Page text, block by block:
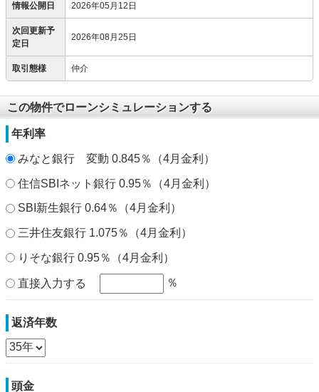
情報公開日 2026年05月12日
次回更新予
定日
2026年08月25日
取引態様 仲介
この物件でローンシミュレーションする
年利率
みなと銀行 変動 0.845％（4月金利）
住信SBIネット銀行 0.95％（4月金利）
SBI新生銀行 0.64％（4月金利）
三井住友銀行 1.075％（4月金利）
りそな銀行 0.95％（4月金利）
直接入力する ％
返済年数
頭金